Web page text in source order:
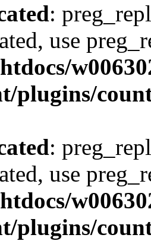
:
use
plugins/
:
use
plugins/